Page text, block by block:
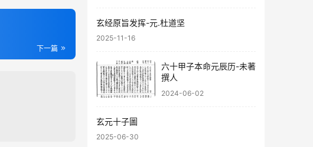
下一篇
玄经原旨发挥-元.杜道坚
2025-11-16
六十甲子本命元辰历-未著
撰人
2024-06-02
玄元十子圖
2025-06-30